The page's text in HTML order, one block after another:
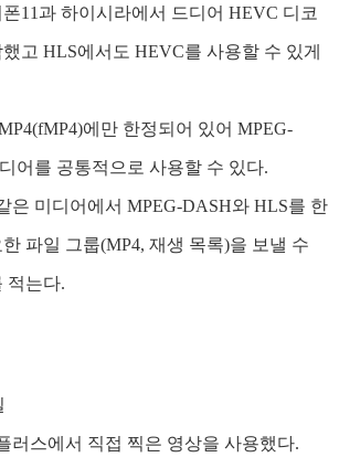
11과 하이시라에서 드디어 HEVC 디코
고 HLS에서도 HEVC를 사용할 수 있게
에만 한정되어 있어 MPEG-
어를 공통적으로 사용할 수 있다.
은 미디어에서 MPEG-DASH와 HLS를 한
파일 그룹(MP4, 재생 목록)을 보낼 수
적는다.
러스에서 직접 찍은 영상을 사용했다.